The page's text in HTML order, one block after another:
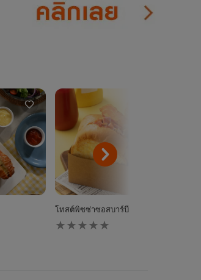
โทสต์พิซซ่าซอสบาร์บีคิวเบคอนแฮมเห็ด
ไม่มี
การ